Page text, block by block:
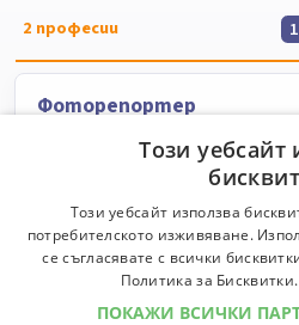
2 професии 1
Фоторепортер
Отразява събитията в снимки.
Университети
Фотограф
Служи си с фотоапарат или
Този уебсайт
Този уебсайт използва
потребителското изживяване.
се съгласявате с всички
Политика за Бисквитки.
ПОКАЖИ ВСИЧКИ